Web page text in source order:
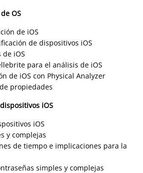
OS
de iOS
de dispositivos iOS
de iOS
para el análisis de iOS
de iOS con Physical Analyzer
propiedades
iOS
iOS
y complejas
de tiempo e implicaciones para la
simples y complejas